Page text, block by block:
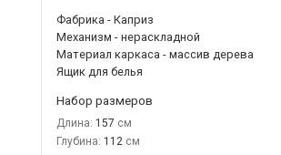
Фабрика - Каприз
Механизм - нераскладной
Материал каркаса - массив дерева
Ящик для белья
Набор размеров
Длина: 157
Глубина: 112